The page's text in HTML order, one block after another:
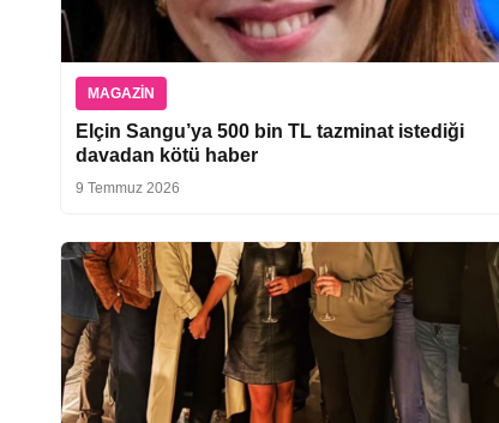
MAGAZIN
Elçin Sangu’ya 500 bin TL tazminat istediği
davadan kötü haber
9 Temmuz 2026